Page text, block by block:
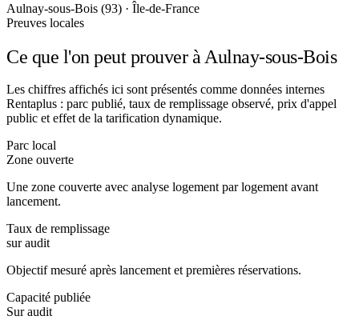
Aulnay-sous-Bois (93) · Île-de-France
Preuves locales
Ce que l'on peut prouver à Aulnay-sous-Bois
Les chiffres affichés ici sont présentés comme données internes
Rentaplus : parc publié, taux de remplissage observé, prix d'appel
public et effet de la tarification dynamique.
Parc local
Zone ouverte
Une zone couverte avec analyse logement par logement avant
lancement.
Taux de remplissage
sur audit
Objectif mesuré après lancement et premières réservations.
Capacité publiée
Sur audit